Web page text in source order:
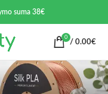
suma 38€
0
/ 0.00€